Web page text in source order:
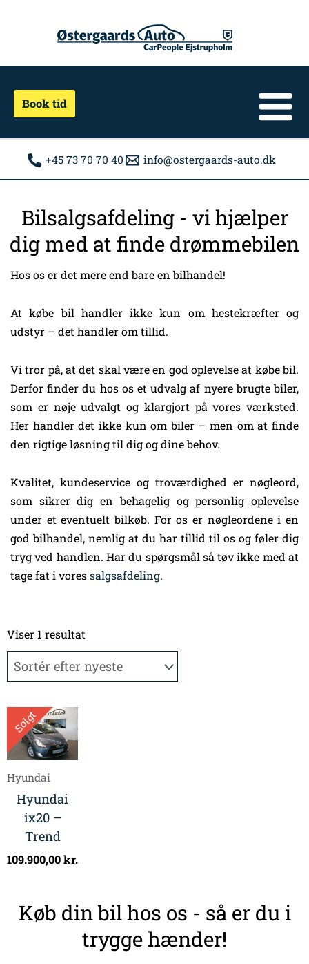
Book tid
+45 73 70 70 40 info@ostergaards-auto.dk
Bilsalgsafdeling - vi hjælper
dig med at finde drømmebilen
Hos os er det mere end bare en bilhandel!
At købe bil handler ikke kun om hestekræfter og
udstyr – det handler om tillid.
Vi tror på, at det skal være en god oplevelse at købe bil.
Derfor finder du hos os et udvalg af nyere brugte biler,
som er nøje udvalgt og klargjort på vores værksted.
Her handler det ikke kun om biler – men om at finde
den rigtige løsning til dig og dine behov.
Kvalitet, kundeservice og troværdighed er nøgleord,
som sikrer dig en behagelig og personlig oplevelse
under et eventuelt bilkøb. For os er nøgleordene i en
god bilhandel, nemlig at du har tillid til os og føler dig
tryg ved handlen. Har du spørgsmål så tøv ikke med at
tage fat i voressalgsafdeling.
Viser 1 resultat
Solgt
Hyundai
Hyundai
ix20 –
Trend
109.900,00kr.
Køb din bil hos os - så er du i
trygge hænder!